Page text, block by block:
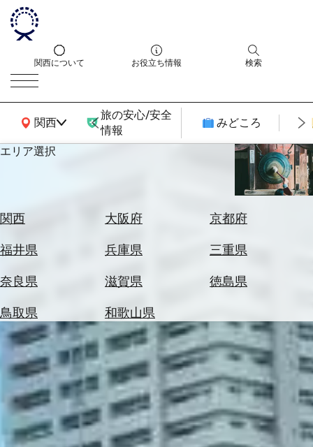
関西について お役立ち情報 検索
関西
関西広域MAP
旅の安心/安全
情報
みどころ
エリア選択
関西 大阪府
京都府
福井県
兵庫県
三重県
奈良県
滋賀県
徳島県
鳥取県
和歌山県
エ
券
テ
を
探
す
為
替
を
調
べ
る
天
気
を
見